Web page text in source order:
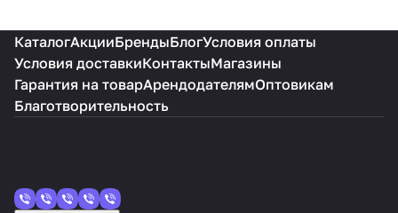
КаталогАкцииБрендыБлогУсловия оплаты
Условия доставкиКонтактыМагазины
Гарантия на товарАрендодателямОптовикам
Благотворительность